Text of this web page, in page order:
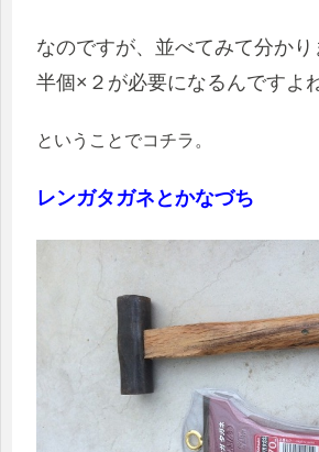
なのですが、並べてみて分か
半個×２が必要になるんですよ
ということでコチラ。
レンガタガネとかなづち